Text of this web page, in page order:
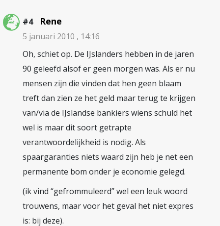
#4 Rene
5 januari 2010 , 14:16
Oh, schiet op. De IJslanders hebben in de jaren
90 geleefd alsof er geen morgen was. Als er nu
mensen zijn die vinden dat hen geen blaam
treft dan zien ze het geld maar terug te krijgen
van/via de IJslandse bankiers wiens schuld het
wel is maar dit soort getrapte
verantwoordelijkheid is nodig. Als
spaargaranties niets waard zijn heb je net een
permanente bom onder je economie gelegd.
(ik vind “gefrommuleerd” wel een leuk woord
trouwens, maar voor het geval het niet expres
is: bij deze).